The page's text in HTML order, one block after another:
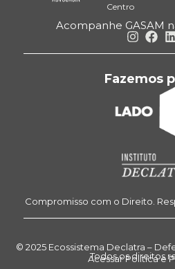
Centro
Acompanhe GASAM
Fazemos
Compromisso com o Direito.
© 2025 Ecossistema Declatra –
Todos os direitos
Acessar Política e